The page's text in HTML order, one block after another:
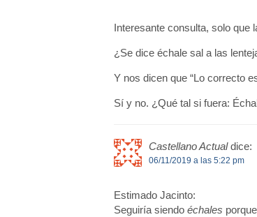
Interesante consulta, solo que
¿Se dice échale sal a las
Y nos dicen que “Lo correcto
Sí y no. ¿Qué tal si fuera:
Castellano Actual dice:
06/11/2019 a las 5:22 pm
Estimado Jacinto:
Seguiría siendo échales